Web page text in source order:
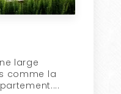
large
comme la